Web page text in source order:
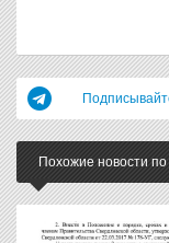
Похожие новости